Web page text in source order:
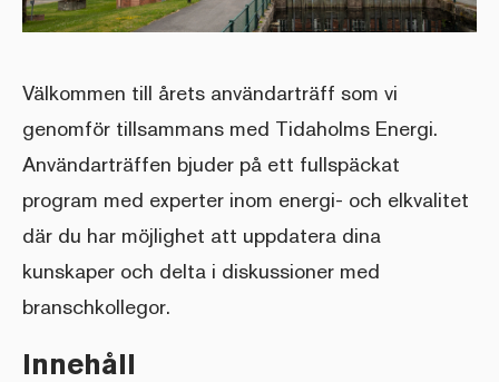
Välkommen till årets användarträff som vi
genomför tillsammans med Tidaholms Energi.
Användarträffen bjuder på ett fullspäckat
program med experter inom energi- och elkvalitet
där du har möjlighet att uppdatera dina
kunskaper och delta i diskussioner med
branschkollegor.
Innehåll